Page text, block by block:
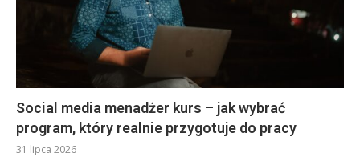
Social media menadżer kurs – jak wybrać
program, który realnie przygotuje do pracy
31 lipca 2026